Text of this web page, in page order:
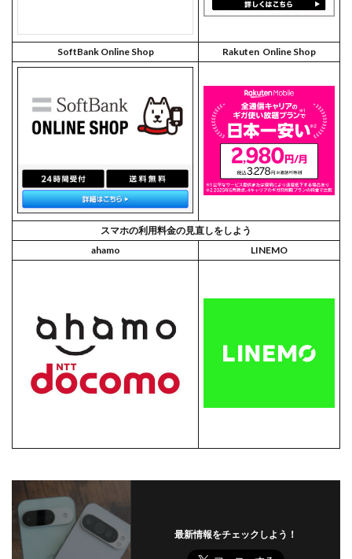
SoftBank Online Shop Rakuten Online Shop
スマホの利用料金の見直しをしよう
ahamo
LINEMO
最新情報をチェックしよう！